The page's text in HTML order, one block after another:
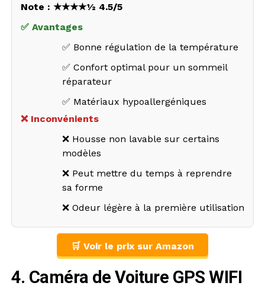
Note : ★★★★½ 4.5/5
✅ Avantages
✅ Bonne régulation de la température
✅ Confort optimal pour un sommeil
réparateur
✅ Matériaux hypoallergéniques
❌ Inconvénients
❌ Housse non lavable sur certains
modèles
❌ Peut mettre du temps à reprendre
sa forme
❌ Odeur légère à la première utilisation
🛒 Voir le prix sur Amazon
4. Caméra de Voiture GPS WIFI